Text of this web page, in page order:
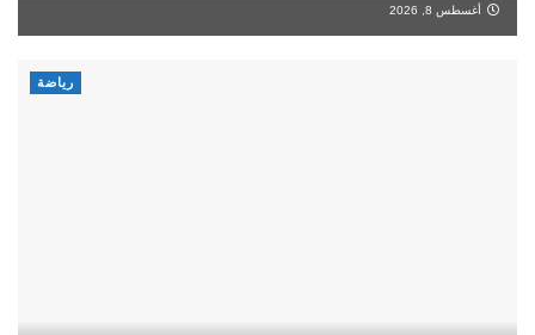
أغسطس 8, 2026
رياضة